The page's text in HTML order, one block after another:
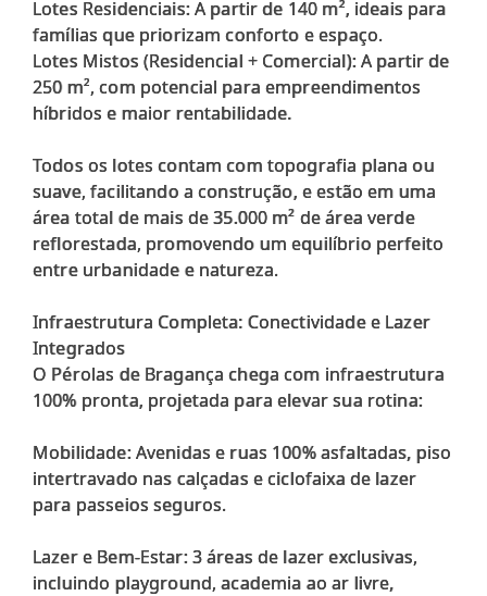
Lotes Residenciais: A partir de 140 m², ideais para
famílias que priorizam conforto e espaço.
Lotes Mistos (Residencial + Comercial): A partir de
250 m², com potencial para empreendimentos
híbridos e maior rentabilidade.
Todos os lotes contam com topografia plana ou
suave, facilitando a construção, e estão em uma
área total de mais de 35.000 m² de área verde
reflorestada, promovendo um equilíbrio perfeito
entre urbanidade e natureza.
Infraestrutura Completa: Conectividade e Lazer
Integrados
O Pérolas de Bragança chega com infraestrutura
100% pronta, projetada para elevar sua rotina:
Mobilidade: Avenidas e ruas 100% asfaltadas, piso
intertravado nas calçadas e ciclofaixa de lazer
para passeios seguros.
Lazer e Bem-Estar: 3 áreas de lazer exclusivas,
incluindo playground, academia ao ar livre,